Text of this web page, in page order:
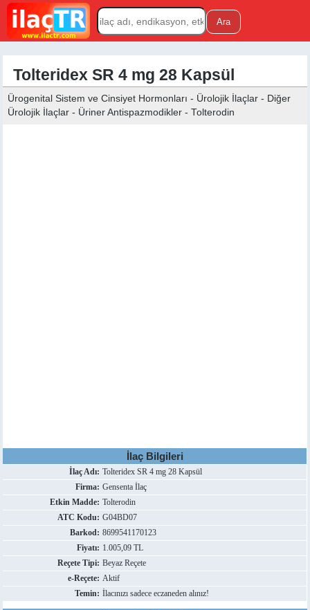
Tolteridex SR 4 mg 28 Kapsül
Ürogenital Sistem ve Cinsiyet Hormonları - Ürolojik İlaçlar - Diğer
Ürolojik İlaçlar - Üriner Antispazmodikler - Tolterodin
İlaç Bilgileri
İlaç Adı: Tolteridex SR 4 mg 28 Kapsül
Firma: Gensenta İlaç
Etkin Madde: Tolterodin
ATC Kodu: G04BD07
Barkod: 8699541170123
Fiyatı: 1.005,09 TL
Reçete Tipi: Beyaz Reçete
e-Reçete: Aktif
Temin: İlacınızı sadece eczaneden alınız!